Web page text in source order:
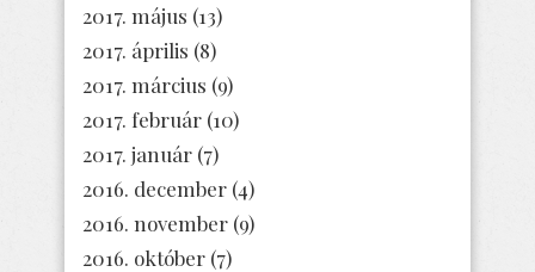
2017. május (13)
2017. április (8)
2017. március (9)
2017. február (10)
2017. január (7)
2016. december (4)
2016. november (9)
2016. október (7)